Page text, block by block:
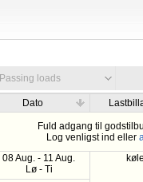
Passing loads
Dato
Fuld adgang til
Log venligst ind eller
08 Aug. - 11 Aug.
Lø - Ti